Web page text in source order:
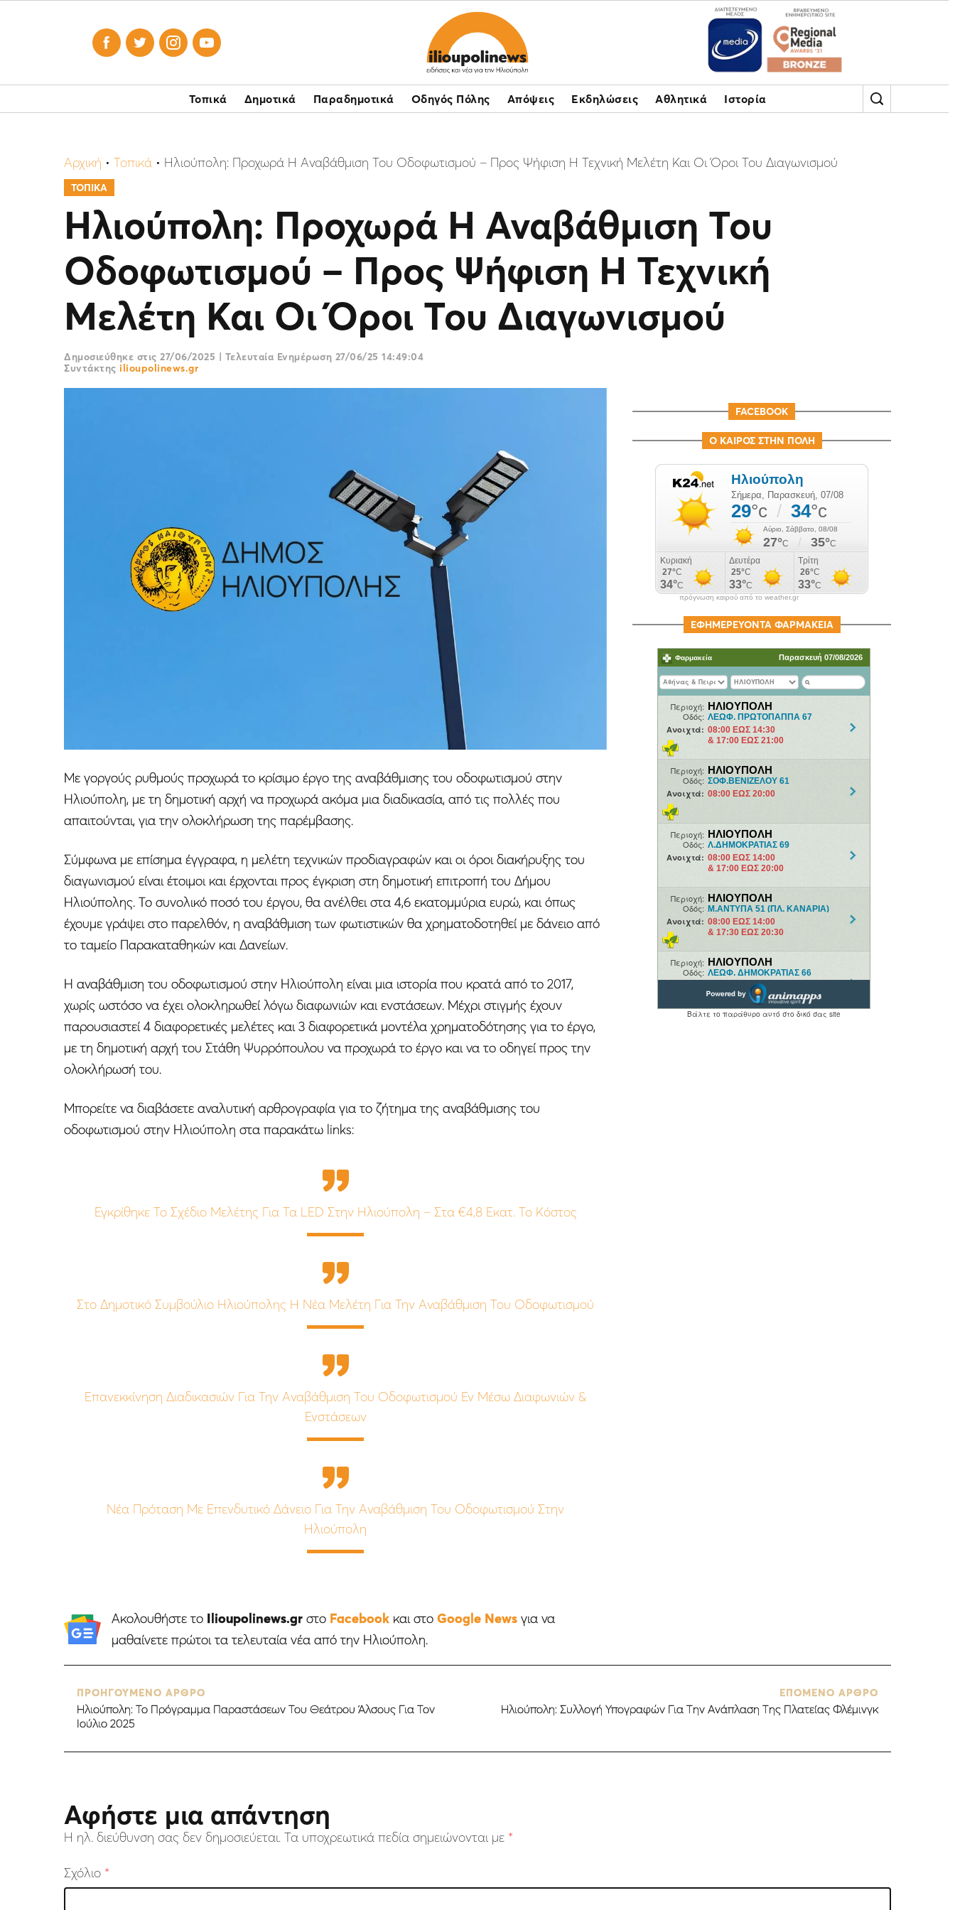
   
Τοπικά Δημοτικά Παραδημοτικά Οδηγός Πόλης Απόψεις Εκδηλώσεις Αθλητικά Ιστορία
Αρχική • Τοπικά • Ηλιούπολη: Προχωρά Η Αναβάθμιση Του Οδοφωτισμού – Προς Ψήφιση Η Τεχνική Μελέτη Και Οι Όροι Του Διαγωνισμού
ΤΟΠΙΚΑ
Ηλιούπολη: Προχωρά Η Αναβάθμιση Του
Οδοφωτισμού – Προς Ψήφιση Η Τεχνική
Μελέτη Και Οι Όροι Του Διαγωνισμού
Δημοσιεύθηκε στις 27/06/2025 | Τελευταία Ενημέρωση 27/06/25 14:49:04
Συντάκτης ilioupolinews.gr
Με γοργούς ρυθμούς προχωρά το κρίσιμο έργο της αναβάθμισης του οδοφωτισμού στην
Ηλιούπολη, με τη δημοτική αρχή να προχωρά ακόμα μια διαδικασία, από τις πολλές που
απαιτούνται, για την ολοκλήρωση της παρέμβασης.
Σύμφωνα με επίσημα έγγραφα, η μελέτη τεχνικών προδιαγραφών και οι όροι διακήρυξης του
διαγωνισμού είναι έτοιμοι και έρχονται προς έγκριση στη δημοτική επιτροπή του Δήμου
Ηλιούπολης. Το συνολικό ποσό του έργου, θα ανέλθει στα 4,6 εκατομμύρια ευρώ, και όπως
έχουμε γράψει στο παρελθόν, η αναβάθμιση των φωτιστικών θα χρηματοδοτηθεί με δάνειο από
το ταμείο Παρακαταθηκών και Δανείων.
Η αναβάθμιση του οδοφωτισμού στην Ηλιούπολη είναι μια ιστορία που κρατά από το 2017,
χωρίς ωστόσο να έχει ολοκληρωθεί λόγω διαφωνιών και ενστάσεων. Μέχρι στιγμής έχουν
παρουσιαστεί 4 διαφορετικές μελέτες και 3 διαφορετικά μοντέλα χρηματοδότησης για το έργο,
με τη δημοτική αρχή του Στάθη Ψυρρόπουλου να προχωρά το έργο και να το οδηγεί προς την
ολοκλήρωσή του.
Μπορείτε να διαβάσετε αναλυτική αρθρογραφία για το ζήτημα της αναβάθμισης του
οδοφωτισμού στην Ηλιούπολη στα παρακάτω links:
Εγκρίθηκε Το Σχέδιο Μελέτης Για Τα LED Στην Ηλιούπολη – Στα €4,8 Εκατ. Το Κόστος
Στο Δημοτικό Συμβούλιο Ηλιούπολης Η Νέα Μελέτη Για Την Αναβάθμιση Του Οδοφωτισμού
Επανεκκίνηση Διαδικασιών Για Την Αναβάθμιση Του Οδοφωτισμού Εν Μέσω Διαφωνιών &
Ενστάσεων
Νέα Πρόταση Με Επενδυτικό Δάνειο Για Την Αναβάθμιση Του Οδοφωτισμού Στην
Ηλιούπολη
Ακολουθήστε το Ilioupolinews.grστο Facebookκαι στο Google Newsγια να
μαθαίνετε πρώτοι τα τελευταία νέα από την Ηλιούπολη.
FACEBOOK
Ο ΚΑΙΡΟΣ ΣΤΗΝ ΠΟΛΗ
πρόγνωση καιρού από το weather.gr
ΕΦΗΜΕΡΕΥΟΝΤΑ ΦΑΡΜΑΚΕΙΑ
ΠΡΟΗΓΟΥΜΕΝΟ ΑΡΘΡΟ
Ηλιούπολη: Το Πρόγραμμα Παραστάσεων Του Θεάτρου Άλσους Για Τον
Ιούλιο 2025
ΕΠΟΜΕΝΟ ΑΡΘΡΟ
Ηλιούπολη: Συλλογή Υπογραφών Για Την Ανάπλαση Της Πλατείας Φλέμινγκ
Αφήστε μια απάντηση
Η ηλ. διεύθυνση σας δεν δημοσιεύεται. Τα υποχρεωτικά πεδία σημειώνονται με *
Σχόλιο *